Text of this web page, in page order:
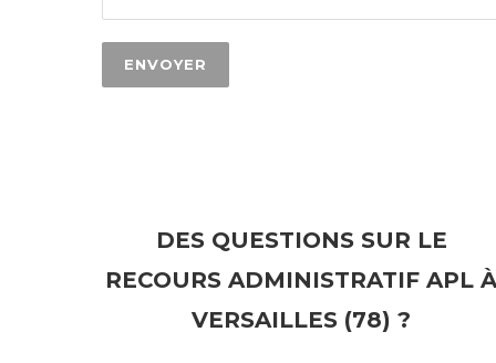
DES QUESTIONS SUR LE
RECOURS ADMINISTRATIF APL À
VERSAILLES (78) ?